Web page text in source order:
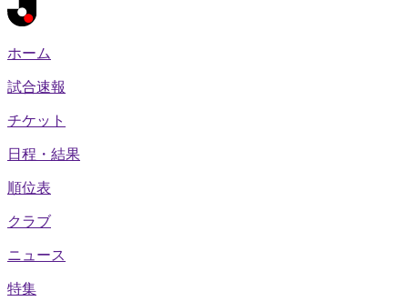
ホーム
試合速報
チケット
日程・結果
順位表
クラブ
ニュース
特集